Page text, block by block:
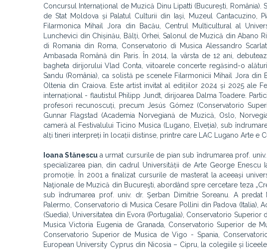
Concursul Internațional de Muzică Dinu Lipatti (București,
de Stat Moldova și Palatul Culturii din Iași, Muzeul Cantacuzino,
Filarmonica Mihail Jora din Bacău, Centrul Multicultural al
Lunchevici din Chișinău, Bălți, Orhei, Salonul de Muzică din Abano
di Romania din Roma, Conservatorio di Musica Alessandro
Ambasada Română din Paris. În 2014, la vârsta de 12 ani,
bagheta dirijorului Vlad Conta, viitoarele concerte regăsind-o
Sandu (România), ca solistă pe scenele Filarmonicii Mihail Jora
Oltenia din Craiova. Este artist invitat al edițiilor 2024 și 2025 ale
internațional - flautistul Philipp Jundt, dirijoarea Dalma Toadere.
profesori recunoscuți, precum Jesús Gómez (Conservatorio
Gunnar Flagstad (Academia Norvegiană de Muzică, Oslo,
cameră al Festivalului Ticino Musica (Lugano, Elveția), sub
alți tineri interpreți în locații distinse, printre care LAC Lugano Arte e
Ioana Stănescu a urmat cursurile de pian sub îndrumarea prof.
specializarea pian, din cadrul Universității de Arte George Enescu
promoție. În 2001 a finalizat cursurile de masterat la aceeași
Naţionale de Muzică din Bucureşti, abordând spre cercetare teza
sub îndrumarea prof. univ. dr. Şerban Dimitrie Soreanu. A
Palermo, Conservatorio di Musica Cesare Pollini din Padova
(Suedia), Universitatea din Evora (Portugalia), Conservatorio
Musica Victoria Eugenia de Granada, Conservatorio Superior de
Conservatorio Superior de Musica de Vigo - Spania,
European University Cyprus din Nicosia – Cipru, la colegiile și